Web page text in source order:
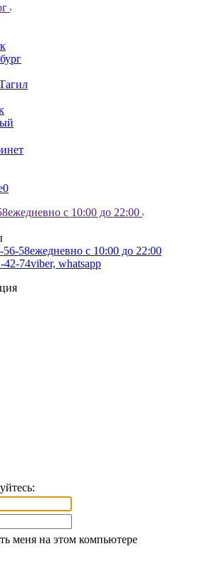
0
ежедневно с 10:00 до 22:00
56-58ежедневно с 10:00 до 22:00
42-74viber, whatsapp
меня на этом компьютере